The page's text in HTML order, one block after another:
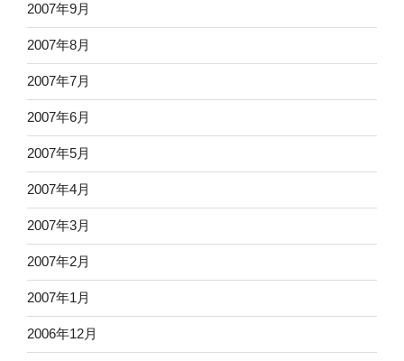
2007年9月
2007年8月
2007年7月
2007年6月
2007年5月
2007年4月
2007年3月
2007年2月
2007年1月
2006年12月